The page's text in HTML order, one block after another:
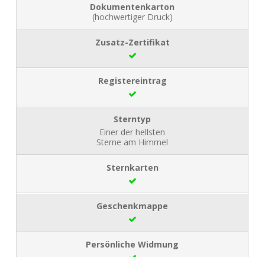
Dokumentenkarton
(hochwertiger Druck)
Einer der hellsten
Sterne am Himmel